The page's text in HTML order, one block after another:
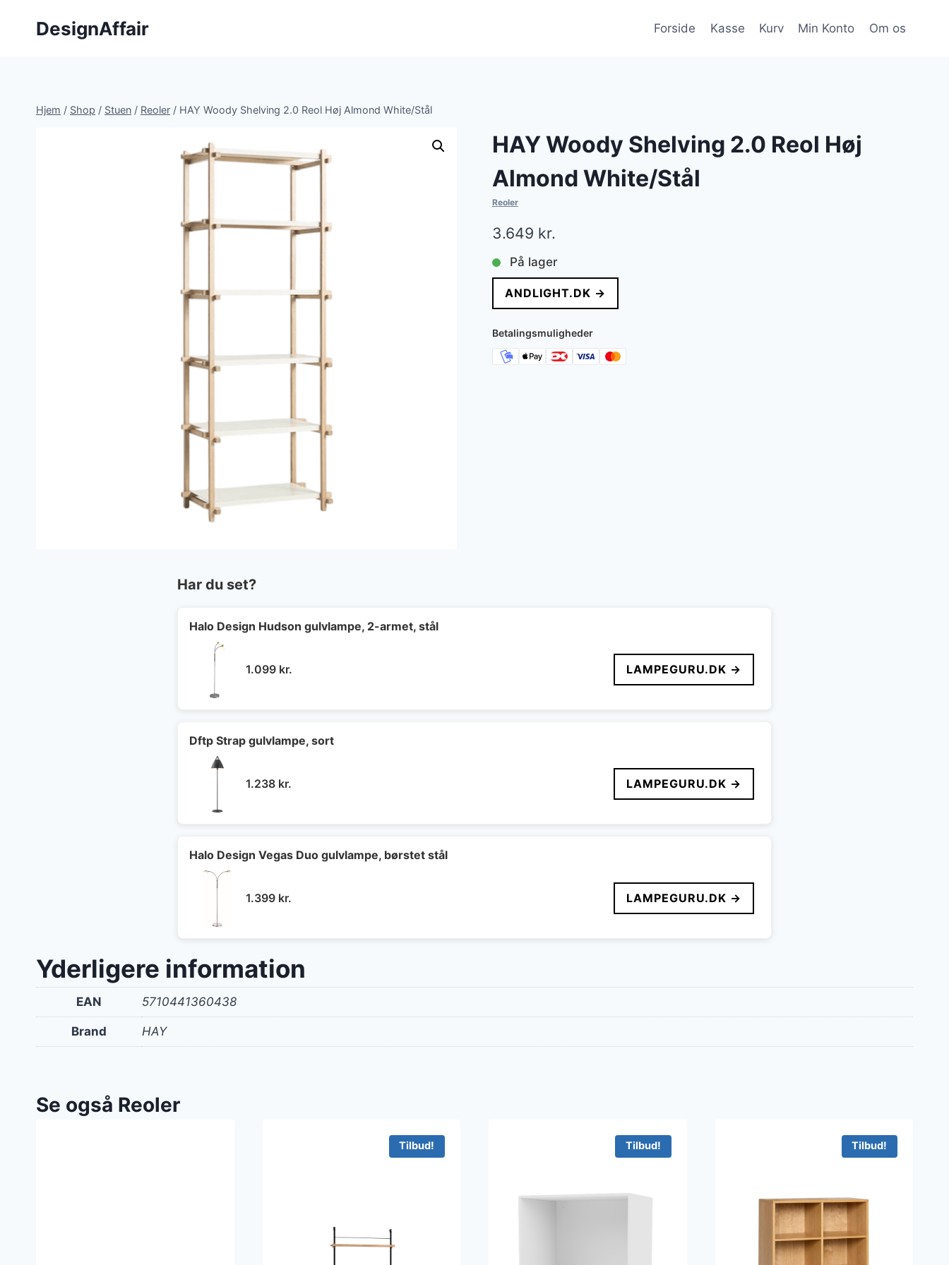
DesignAffair Forside Kasse Kurv Min Konto Om os
Hjem / Shop / Stuen / Reoler / HAY Woody Shelving 2.0 Reol Høj Almond White/Stål
HAY Woody Shelving 2.0 Reol Høj
Almond White/Stål
Reoler
3.649 kr.
På lager
ANDLIGHT.DK →
Betalingsmuligheder
Har du set?
Halo Design Hudson gulvlampe, 2-armet, stål
1.099 kr. LAMPEGURU.DK →
Dftp Strap gulvlampe, sort
1.238 kr. LAMPEGURU.DK →
Halo Design Vegas Duo gulvlampe, børstet stål
1.399 kr. LAMPEGURU.DK →
Yderligere information
EAN 5710441360438
Brand HAY
Se også Reoler
Tilbud! Tilbud! Tilbud!